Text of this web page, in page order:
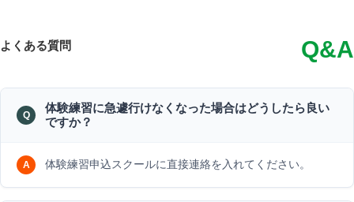
よくある質問 Q&A
体験練習に急遽行けなくなった場合はどうしたら良い
ですか？
体験練習申込スクールに直接連絡を入れてください。